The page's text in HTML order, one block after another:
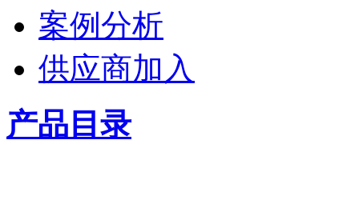
案例分析
供应商加入
产品目录